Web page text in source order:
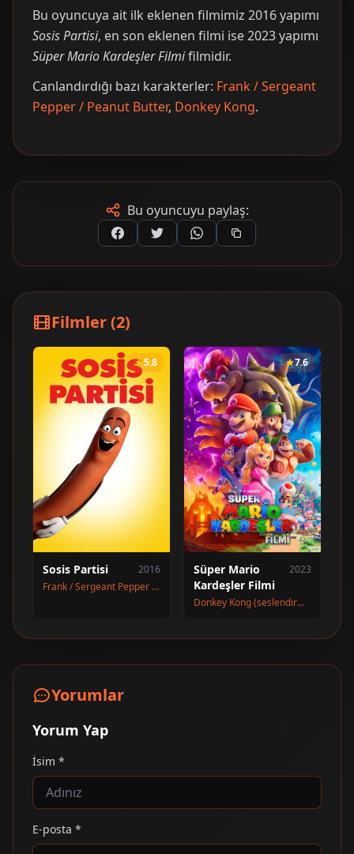
Bu oyuncuya ait ilk eklenen filmimiz 2016 yapımı
Sosis Partisi, en son eklenen filmi ise 2023 yapımı
Süper Mario Kardeşler Filmifilmidir.
Canlandırdığı bazı karakterler: Frank / Sergeant
Pepper / Peanut Butter, Donkey Kong.
Bu oyuncuyu paylaş:
Filmler (2)
5.8
Sosis Partisi
2016
Frank / Sergeant Pepper / Peanut Butter (seslendirme)
7.6
Süper Mario
Kardeşler Filmi
2023
Donkey Kong (seslendirme)
Yorumlar
Yorum Yap
İsim *
E-posta *